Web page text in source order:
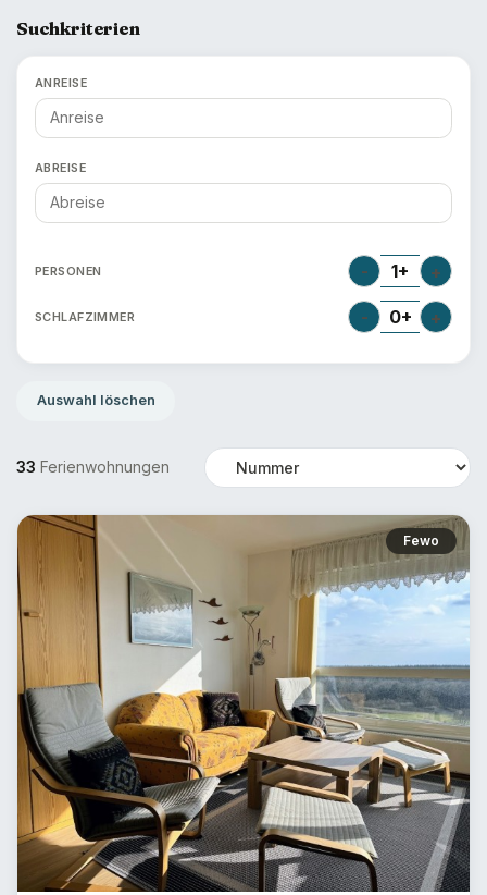
Suchkriterien
ANREISE
ABREISE
PERSONEN - 1+ +
SCHLAFZIMMER - 0+ +
Auswahl löschen
33 Ferienwohnungen
Sortierung
Fewo